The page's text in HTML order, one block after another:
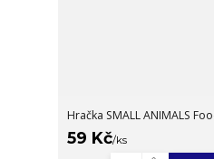
Hračka SMALL ANIMALS
59 Kč/ks